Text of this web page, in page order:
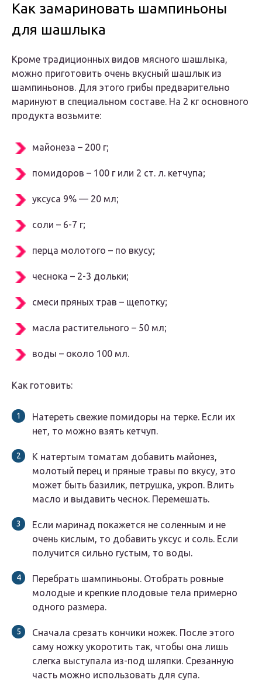
Как замариновать шампиньоны
для шашлыка
Кроме традиционных видов мясного шашлыка,
можно приготовить очень вкусный шашлык из
шампиньонов. Для этого грибы предварительно
маринуют в специальном составе. На 2 кг основного
продукта возьмите:
майонеза – 200 г;
помидоров – 100 г или 2 ст. л. кетчупа;
уксуса 9% — 20 мл;
соли – 6-7 г;
перца молотого – по вкусу;
чеснока – 2-3 дольки;
смеси пряных трав – щепотку;
масла растительного – 50 мл;
воды – около 100 мл.
Как готовить:
Натереть свежие помидоры на терке. Если их
нет, то можно взять кетчуп.
К натертым томатам добавить майонез,
молотый перец и пряные травы по вкусу, это
может быть базилик, петрушка, укроп. Влить
масло и выдавить чеснок. Перемешать.
Если маринад покажется не соленным и не
очень кислым, то добавить уксус и соль. Если
получится сильно густым, то воды.
Перебрать шампиньоны. Отобрать ровные
молодые и крепкие плодовые тела примерно
одного размера.
Сначала срезать кончики ножек. После этого
саму ножку укоротить так, чтобы она лишь
слегка выступала из-под шляпки. Срезанную
часть можно использовать для супа.